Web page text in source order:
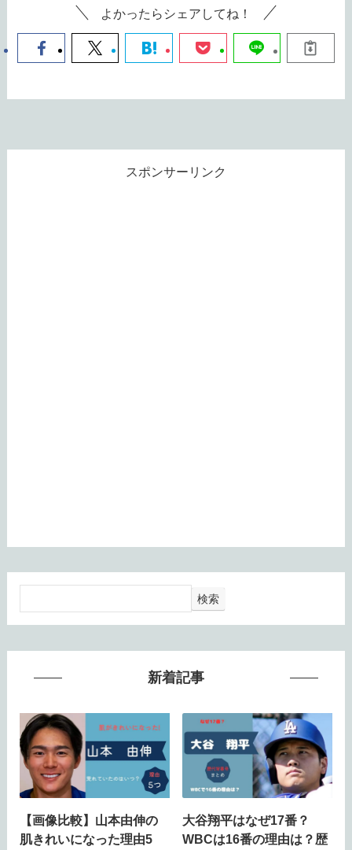
よかったらシェアしてね！
スポンサーリンク
検索
新着記事
【画像比較】山本由伸の
肌きれいになった理由5
大谷翔平はなぜ17番？
WBCは16番の理由は？歴